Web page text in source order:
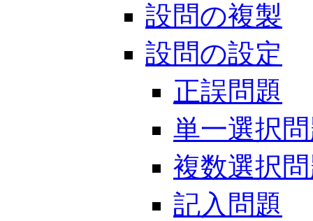
設問の複製
設問の設定
正誤問題
単一選択
複数選択
記入問題